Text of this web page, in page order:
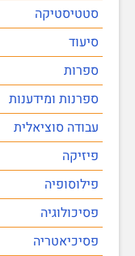
סטטיסטיקה
סיעוד
ספרות
ספרנות ומידענות
עבודה סוציאלית
פיזיקה
פילוסופיה
פסיכולוגיה
פסיכיאטריה